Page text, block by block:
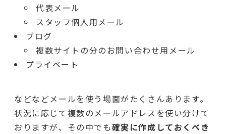
代表メール
スタッフ個人用メール
ブログ
複数サイトの分のお問い合わせ用メール
プライベート
などなどメールを使う場面がたくさんあります。
状況に応じて複数のメールアドレスを使い分けて
おりますが、その中でも確実に作成しておくべき